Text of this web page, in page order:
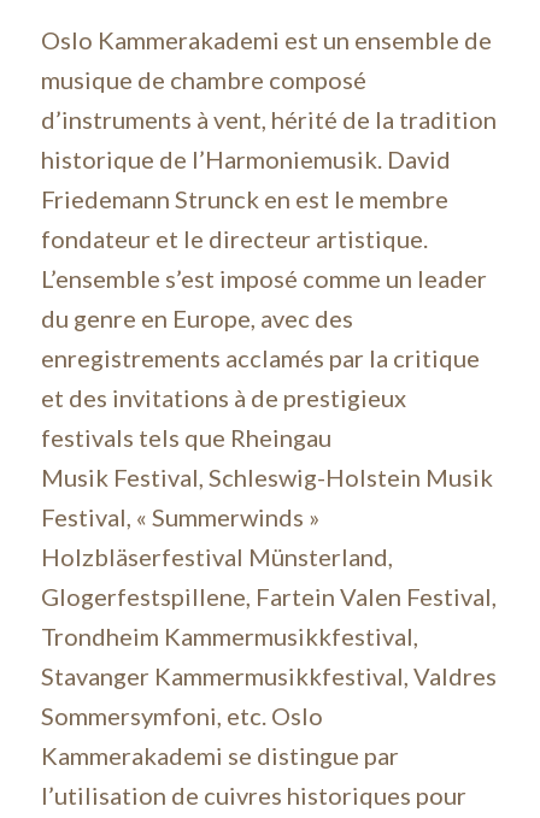
Oslo Kammerakademi est un ensemble de
musique de chambre composé
d’instruments à vent, hérité de la tradition
historique de l’Harmoniemusik. David
Friedemann Strunck en est le membre
fondateur et le directeur artistique.
L’ensemble s’est imposé comme un leader
du genre en Europe, avec des
enregistrements acclamés par la critique
et des invitations à de prestigieux
festivals tels que Rheingau
Musik Festival, Schleswig-Holstein Musik
Festival, « Summerwinds »
Holzbläserfestival Münsterland,
Glogerfestspillene, Fartein Valen Festival,
Trondheim Kammermusikkfestival,
Stavanger Kammermusikkfestival, Valdres
Sommersymfoni, etc. Oslo
Kammerakademi se distingue par
l’utilisation de cuivres historiques pour